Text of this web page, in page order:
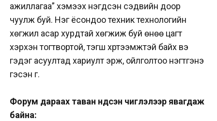
ажиллагаа” хэмээх нэгдсэн сэдвийн доор
чуулж буй. Нэг ёсондоо техник технологийн
хөгжил асар хурдтай хөгжиж буй өнөө цагт
хэрхэн тогтвортой, тэгш хүртээмжтэй байх вэ
гэдэг асуултад хариулт эрж, ойлголтоо нэгтгэнэ
гэсэн үг.
Форум дараах таван үндсэн чиглэлээр явагдаж
байна: